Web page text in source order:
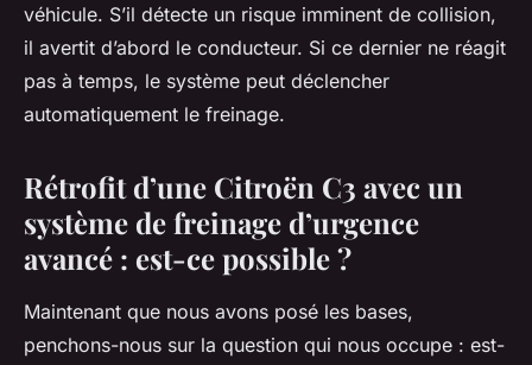
véhicule. S’il détecte un risque imminent de collision,
il avertit d’abord le conducteur. Si ce dernier ne réagit
pas à temps, le système peut déclencher
automatiquement le freinage.
Rétrofit d’une Citroën C3 avec un
système de freinage d’urgence
avancé : est-ce possible ?
Maintenant que nous avons posé les bases,
penchons-nous sur la question qui nous occupe : est-